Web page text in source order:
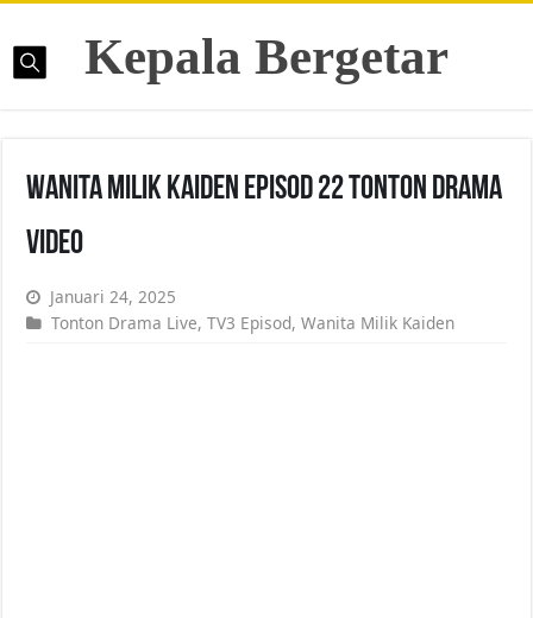
Kepala Bergetar
Wanita Milik Kaiden Episod 22 Tonton Drama
Video
Januari 24, 2025
Tonton Drama Live,TV3 Episod,Wanita Milik Kaiden